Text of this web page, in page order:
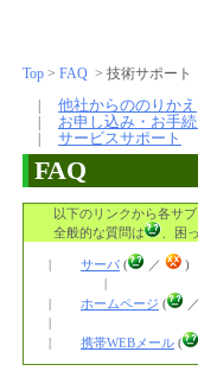
Top > FAQ > 技術サポ
他社からののりかえ
お申し込み・お手
サービスサポート
FAQ
以下のリンクから各サ
全般的な質問は
、困
| サーバ ( ／
|
| ホームページ (
|
| 携帯WEBメール (